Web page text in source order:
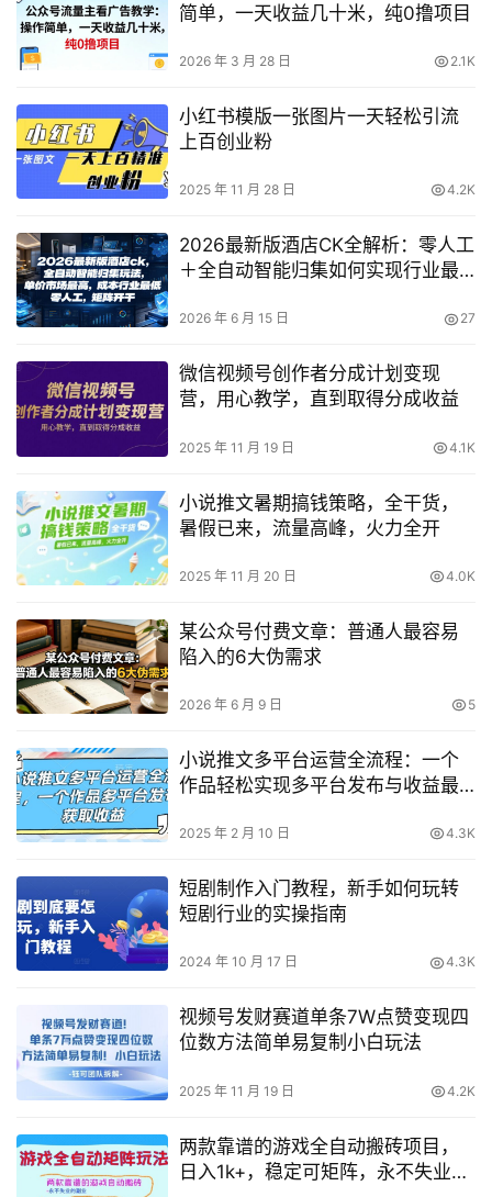
简单，一天收益几十米，纯0撸项目
2026 年 3 月 28 日 2.1K
小红书模版一张图片一天轻松引流
上百创业粉
2025 年 11 月 28 日 4.2K
2026最新版酒店CK全解析：零人工
＋全自动智能归集如何实现行业最
2026 年 6 月 15 日 27
微信视频号创作者分成计划变现
营，用心教学，直到取得分成收益
2025 年 11 月 19 日 4.1K
小说推文暑期搞钱策略，全干货，
暑假已来，流量高峰，火力全开
2025 年 11 月 20 日 4.0K
某公众号付费文章：普通人最容易
陷入的6大伪需求
2026 年 6 月 9 日 5
小说推文多平台运营全流程：一个
作品轻松实现多平台发布与收益最
2025 年 2 月 10 日 4.3K
短剧制作入门教程，新手如何玩转
短剧行业的实操指南
2024 年 10 月 17 日 4.3K
视频号发财赛道单条7W点赞变现四
位数方法简单易复制小白玩法
2025 年 11 月 19 日 4.2K
两款靠谱的游戏全自动搬砖项目，
日入1k+，稳定可矩阵，永不失业的